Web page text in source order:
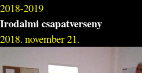
2018-2019
Irodalmi csapatverseny
2018. november 21.